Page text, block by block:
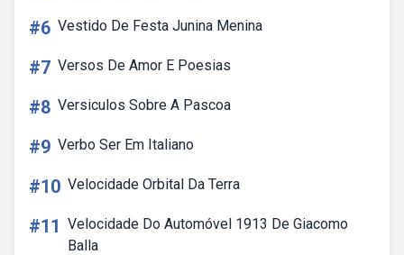
#6 Vestido De Festa Junina Menina
#7 Versos De Amor E Poesias
#8 Versiculos Sobre A Pascoa
#9 Verbo Ser Em Italiano
#10 Velocidade Orbital Da Terra
#11 Velocidade Do Automóvel 1913 De Giacomo
Balla